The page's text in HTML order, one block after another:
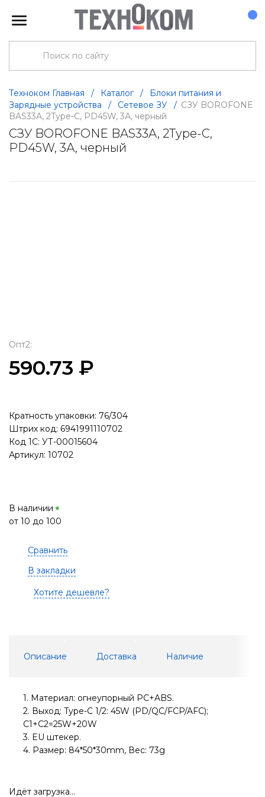
Техноком Главная / Каталог /
Блоки питания и
Зарядные устройства
/ Сетевое ЗУ / СЗУ BOROFONE
BAS33A, 2Type-C, PD45W, 3А, черный
СЗУ BOROFONE BAS33A, 2Type-C,
PD45W, 3А, черный
Опт2:
590.73 ₽
Кратность упаковки: 76/304
Штрих код: 6941991110702
Код 1С: УТ-00015604
Артикул: 10702
В наличии
от 10 до 100
Сравнить
В закладки
Хотите дешевле?
Описание Доставка Наличие
1. Материал: огнеупорный PC+ABS.
2. Выход: Type-C 1/2: 45W (PD/QC/FCP/AFC);
C1+C2=25W+20W
3. EU штекер.
4. Размер: 84*50*30mm, Вес: 73g
Идёт загрузка...